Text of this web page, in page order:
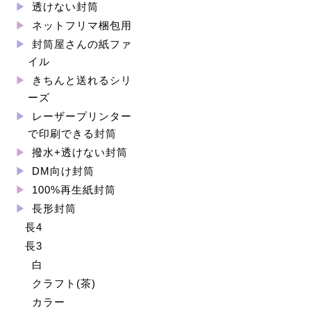
透けない封筒
ネットフリマ梱包用
封筒屋さんの紙ファ
イル
きちんと送れるシリ
ーズ
レーザープリンター
で印刷できる封筒
撥水+透けない封筒
DM向け封筒
100%再生紙封筒
長形封筒
長4
長3
白
クラフト(茶)
カラー